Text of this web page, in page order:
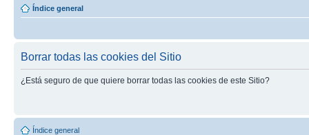
Índice general
Borrar todas las cookies del Sitio
¿Está seguro de que quiere borrar todas las cookies de este Sitio?
Índice general